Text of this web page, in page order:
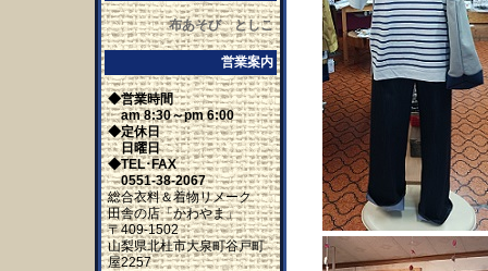
布あそび としこ
営業案内
◆営業時間
am 8:30～pm 6:00
◆定休日
日曜日
◆TEL･FAX
0551-38-2067
総合衣料＆着物リメーク
田舎の店「かわやま」
〒409-1502
山梨県北杜市大泉町谷戸町
屋2257